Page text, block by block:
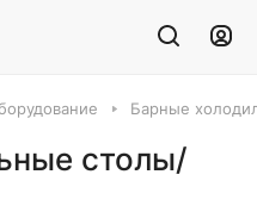
Барные
столы/